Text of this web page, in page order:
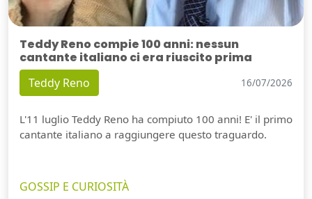
Teddy Reno compie 100 anni: nessun
cantante italiano ci era riuscito prima
Teddy Reno 16/07/2026
L'11 luglio Teddy Reno ha compiuto 100 anni! E' il primo
cantante italiano a raggiungere questo traguardo.
GOSSIP E CURIOSITÀ